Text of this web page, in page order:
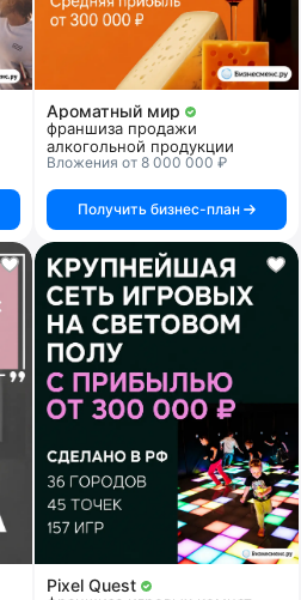
Ароматный мир
франшиза продажи
алкогольной продукции
Вложения от 8 000 000 ₽
Получить бизнес-план
Pixel Quest